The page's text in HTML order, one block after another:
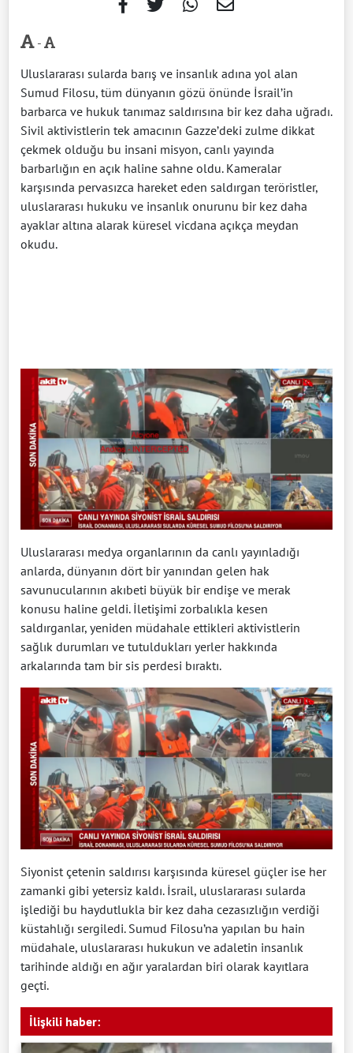
-
Uluslararası sularda barış ve insanlık adına yol alan
Sumud Filosu, tüm dünyanın gözü önünde İsrail’in
barbarca ve hukuk tanımaz saldırısına bir kez daha uğradı.
Sivil aktivistlerin tek amacının Gazze’deki zulme dikkat
çekmek olduğu bu insani misyon, canlı yayında
barbarlığın en açık haline sahne oldu. Kameralar
karşısında pervasızca hareket eden saldırgan teröristler,
uluslararası hukuku ve insanlık onurunu bir kez daha
ayaklar altına alarak küresel vicdana açıkça meydan
okudu.
Uluslararası medya organlarının da canlı yayınladığı
anlarda, dünyanın dört bir yanından gelen hak
savunucularının akıbeti büyük bir endişe ve merak
konusu haline geldi. İletişimi zorbalıkla kesen
saldırganlar, yeniden müdahale ettikleri aktivistlerin
sağlık durumları ve tutuldukları yerler hakkında
arkalarında tam bir sis perdesi bıraktı.
Siyonist çetenin saldırısı karşısında küresel güçler ise her
zamanki gibi yetersiz kaldı. İsrail, uluslararası sularda
işlediği bu haydutlukla bir kez daha cezasızlığın verdiği
küstahlığı sergiledi. Sumud Filosu’na yapılan bu hain
müdahale, uluslararası hukukun ve adaletin insanlık
tarihinde aldığı en ağır yaralardan biri olarak kayıtlara
geçti.
İlişkili haber: